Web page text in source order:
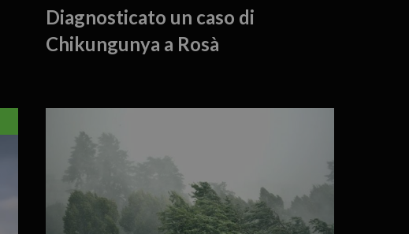
Diagnosticato un caso di
Chikungunya a Rosà